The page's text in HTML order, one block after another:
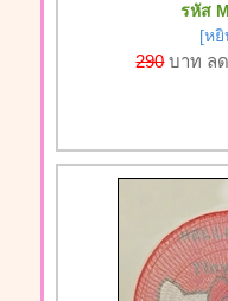
รหัส
[หยิ
290บาท ลด